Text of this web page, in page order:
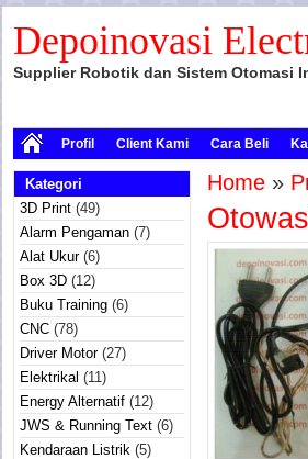
Depoinovasi
Supplier Robotik dan Sistem Otomasi
Profil Client Kami Cara Beli
Kategori
3D Print (49)
Alarm Pengaman (7)
Alat Ukur(6)
Box 3D (12)
Buku Training (6)
CNC (78)
Driver Motor(27)
Elektrikal (11)
Energy Alternatif (12)
JWS & Running Text (6)
Kendaraan Listrik (5)
Home »